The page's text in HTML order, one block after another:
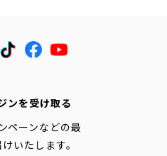
ンを受け取る
ペーンなどの最
いたします。